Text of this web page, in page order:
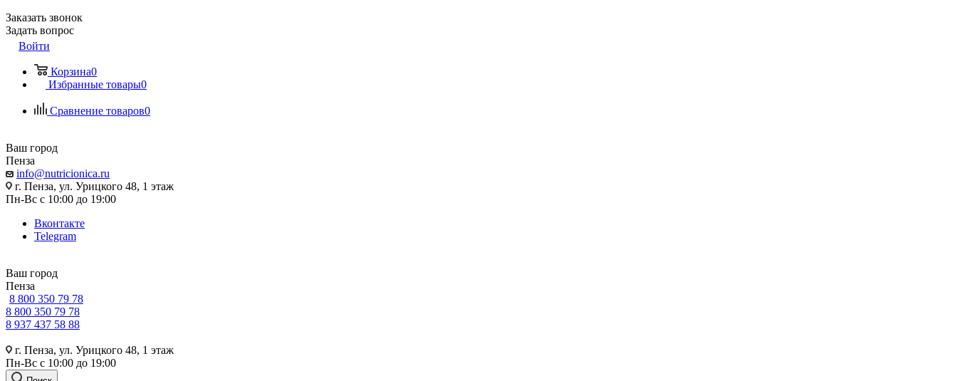
Заказать звонок
Задать вопрос
Войти
Корзина0
Избранные товары0
Сравнение товаров0
Ваш город
Пенза
info@nutricionica.ru
г. Пенза, ул. Урицкого 48, 1 этаж
Пн-Вс с 10:00 до 19:00
Вконтакте
Telegram
Ваш город
Пенза
8 800 350 79 78
8 800 350 79 78
8 937 437 58 88
г. Пенза, ул. Урицкого 48, 1 этаж
Пн-Вс с 10:00 до 19:00